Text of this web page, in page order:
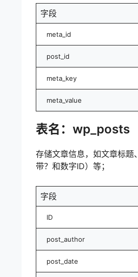
字段
meta_id
post_id
meta_key
meta_value
表名：wp_posts
存储文章信息，如文章标题
带？和数字ID）等；
字段
ID
post_author
post_date